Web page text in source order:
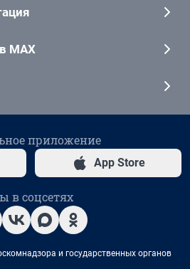
MAX
приложение
App Store
в соцсетях
и государственных органов